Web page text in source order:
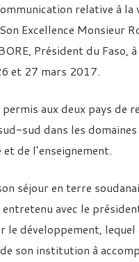
relative à la
Excellence Monsieur
Président du Faso,
et 27 mars 2017.
aux deux pays de
sud dans les
de l’enseignement.
séjour en terre
entretenu avec le
le développement, lequel
son institution à